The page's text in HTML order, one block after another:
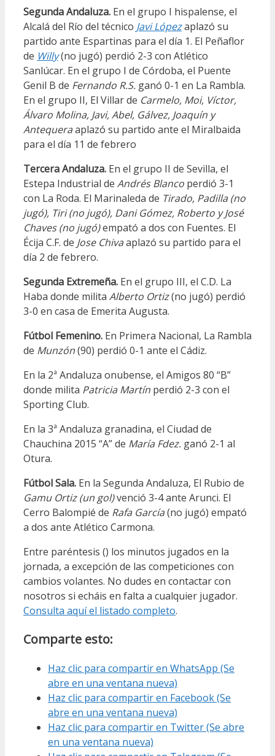
Segunda Andaluza. En el grupo I hispalense, el
Alcalá del Río del técnico Javi Lópezaplazó su
partido ante Espartinas para el día 1. El Peñaflor
de Willy(no jugó) perdió 2-3 con Atlético
Sanlúcar. En el grupo I de Córdoba, el Puente
Genil B de Fernando R.S. ganó 0-1 en La Rambla.
En el grupo II, El Villar de Carmelo, Moi, Víctor,
Álvaro Molina, Javi, Abel, Gálvez, Joaquín y
Antequeraaplazó su partido ante el Miralbaida
para el día 11 de febrero
Tercera Andaluza. En el grupo II de Sevilla, el
Estepa Industrial de Andrés Blanco perdió 3-1
con La Roda. El Marinaleda de Tirado, Padilla (no
jugó), Tiri (no jugó), Dani Gómez, Roberto y José
Chaves (no jugó)empató a dos con Fuentes. El
Écija C.F. de Jose Chivaaplazó su partido para el
día 2 de febrero.
Segunda Extremeña. En el grupo III, el C.D. La
Haba donde milita Alberto Ortiz(no jugó) perdió
3-0 en casa de Emerita Augusta.
Fútbol Femenino. En Primera Nacional, La Rambla
de Munzón(90) perdió 0-1 ante el Cádiz.
En la 2ª Andaluza onubense, el Amigos 80 “B”
donde milita Patricia Martín perdió 2-3 con el
Sporting Club.
En la 3ª Andaluza granadina, el Ciudad de
Chauchina 2015 “A” de María Fdez. ganó 2-1 al
Otura.
Fútbol Sala. En la Segunda Andaluza, El Rubio de
Gamu Ortiz (un gol)venció 3-4 ante Arunci. El
Cerro Balompié de Rafa García(no jugó) empató
a dos ante Atlético Carmona.
Entre paréntesis () los minutos jugados en la
jornada, a excepción de las competiciones con
cambios volantes. No dudes en contactar con
nosotros si echáis en falta a cualquier jugador.
Consulta aquí el listado completo.
Comparte esto:
Haz clic para compartir en WhatsApp (Se
abre en una ventana nueva)
Haz clic para compartir en Facebook (Se
abre en una ventana nueva)
Haz clic para compartir en Twitter (Se abre
en una ventana nueva)